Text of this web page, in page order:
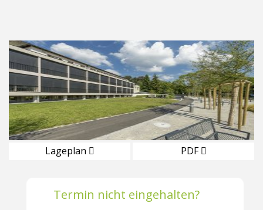
Lageplan PDF
Termin nicht eingehalten?